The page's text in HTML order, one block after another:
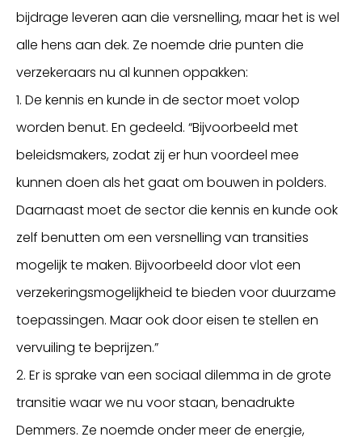
bijdrage leveren aan die versnelling, maar het is wel
alle hens aan dek. Ze noemde drie punten die
verzekeraars nu al kunnen oppakken:
1. De kennis en kunde in de sector moet volop
worden benut. En gedeeld. “Bijvoorbeeld met
beleidsmakers, zodat zij er hun voordeel mee
kunnen doen als het gaat om bouwen in polders.
Daarnaast moet de sector die kennis en kunde ook
zelf benutten om een versnelling van transities
mogelijk te maken. Bijvoorbeeld door vlot een
verzekeringsmogelijkheid te bieden voor duurzame
toepassingen. Maar ook door eisen te stellen en
vervuiling te beprijzen.”
2. Er is sprake van een sociaal dilemma in de grote
transitie waar we nu voor staan, benadrukte
Demmers. Ze noemde onder meer de energie,